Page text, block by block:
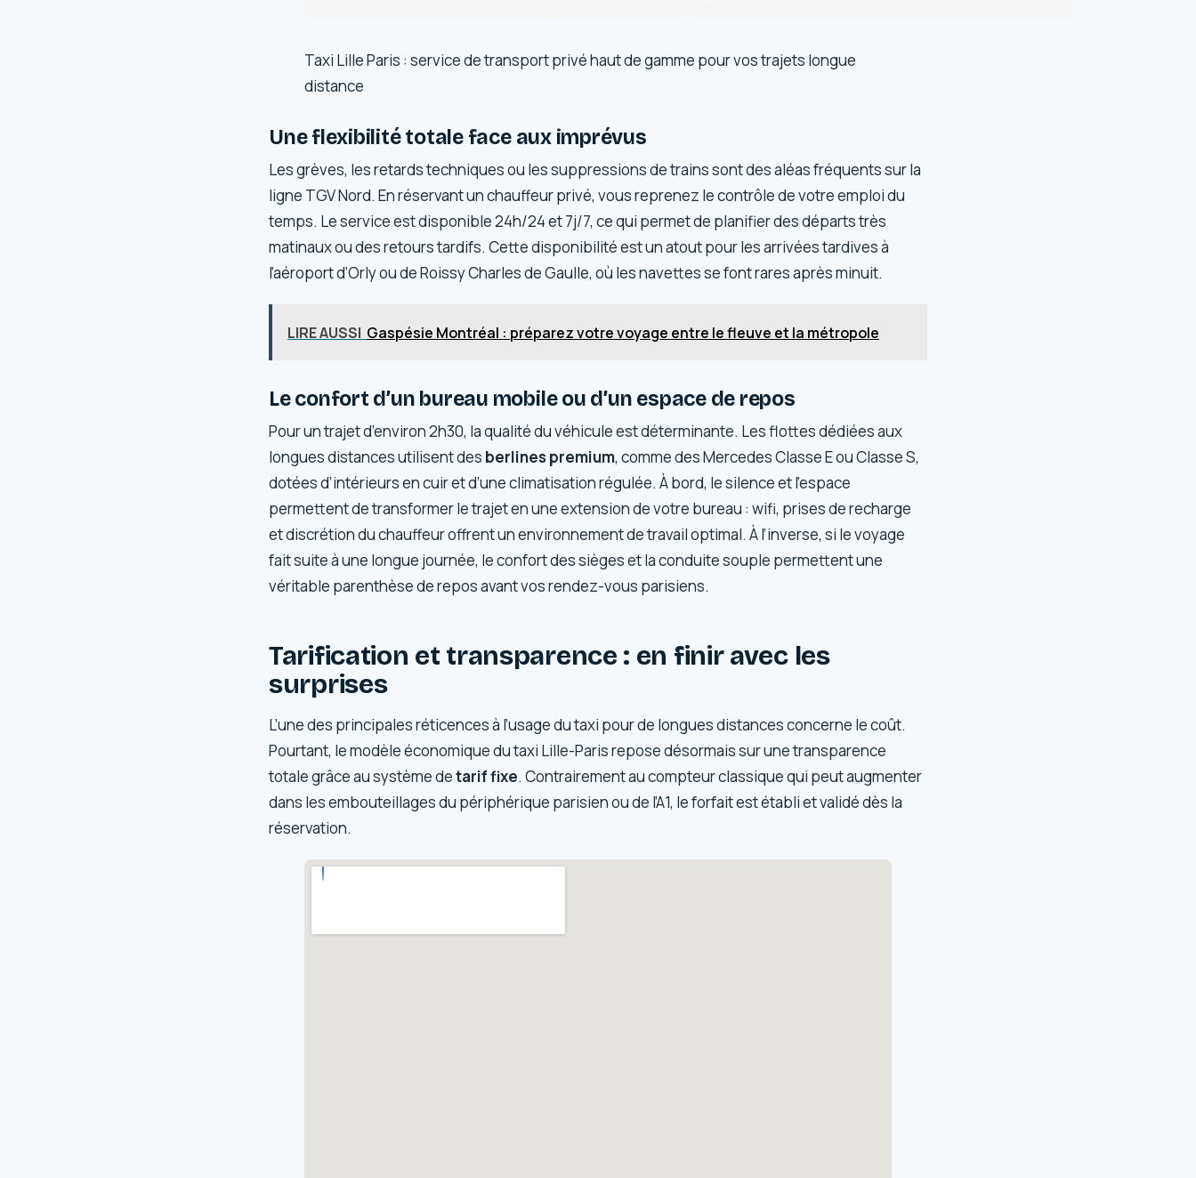
Taxi Lille Paris : service de transport privé haut de gamme pour vos trajets longue
distance
Une flexibilité totale face aux imprévus
Les grèves, les retards techniques ou les suppressions de trains sont des aléas fréquents sur la
ligne TGV Nord. En réservant un chauffeur privé, vous reprenez le contrôle de votre emploi du
temps. Le service est disponible 24h/24 et 7j/7, ce qui permet de planifier des départs très
matinaux ou des retours tardifs. Cette disponibilité est un atout pour les arrivées tardives à
l’aéroport d’Orly ou de Roissy Charles de Gaulle, où les navettes se font rares après minuit.
LIRE AUSSI Gaspésie Montréal : préparez votre voyage entre le fleuve et la métropole
Le confort d’un bureau mobile ou d’un espace de repos
Pour un trajet d’environ 2h30, la qualité du véhicule est déterminante. Les flottes dédiées aux
longues distances utilisent des berlines premium, comme des Mercedes Classe E ou Classe S,
dotées d’intérieurs en cuir et d’une climatisation régulée. À bord, le silence et l’espace
permettent de transformer le trajet en une extension de votre bureau : wifi, prises de recharge
et discrétion du chauffeur offrent un environnement de travail optimal. À l’inverse, si le voyage
fait suite à une longue journée, le confort des sièges et la conduite souple permettent une
véritable parenthèse de repos avant vos rendez-vous parisiens.
Tarification et transparence : en finir avec les
surprises
L’une des principales réticences à l’usage du taxi pour de longues distances concerne le coût.
Pourtant, le modèle économique du taxi Lille-Paris repose désormais sur une transparence
totale grâce au système detarif fixe. Contrairement au compteur classique qui peut augmenter
dans les embouteillages du périphérique parisien ou de l’A1, le forfait est établi et validé dès la
réservation.